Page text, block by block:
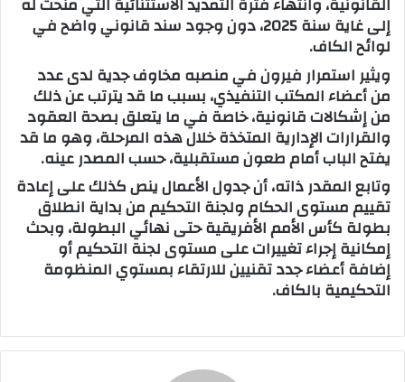
إلى غاية سنة 2025، دون وجود سند قانوني واضح في
لوائح الكاف.
ويثير استمرار فيرون في منصبه مخاوف جدية لدى عدد
من أعضاء المكتب التنفيذي، بسبب ما قد يترتب عن ذلك
من إشكالات قانونية، خاصة في ما يتعلق بصحة العقود
والقرارات الإدارية المتخذة خلال هذه المرحلة، وهو ما قد
يفتح الباب أمام طعون مستقبلية، حسب المصدر عينه.
وتابع المقدر ذاته، أن جدول الأعمال ينص كذلك على إعادة
تقييم مستوى الحكام ولجنة التحكيم من بداية انطلاق
بطولة كأس الأمم الأفريقية حتى نهائي البطولة، وبحث
إمكانية إجراء تغييرات على مستوى لجنة التحكيم أو
إضافة أعضاء جدد تقنيين للارتقاء بمستوي المنظومة
التحكيمية بالكاف.